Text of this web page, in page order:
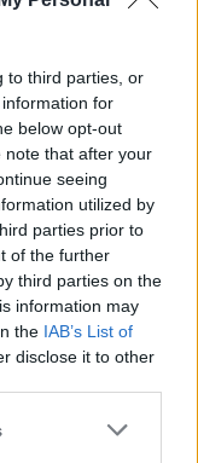
to third parties, or
for
below opt-out
note that after your
seeing
utilized by
parties prior to
of the further
third parties on the
information may
the IAB’s List of
disclose it to other
or more Google